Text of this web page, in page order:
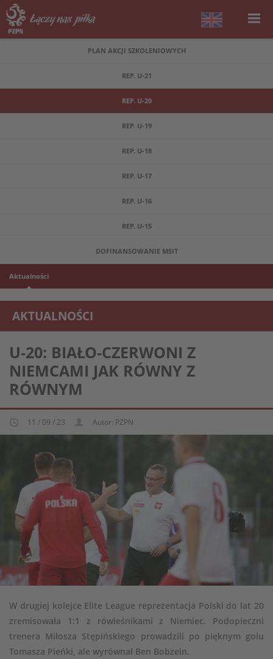
PLAN AKCJI SZKOLENIOWYCH
REP. U-21
REP. U-20
REP. U-19
REP. U-18
REP. U-17
REP. U-16
REP. U-15
DOFINANSOWANIE MSIT
Aktualności
AKTUALNOŚCI
REPREZENTACJA MŁODZIEŻOWA U-20
U-20: BIAŁO-CZERWONI Z
NIEMCAMI JAK RÓWNY Z
RÓWNYM
11 / 09 / 23 Autor: PZPN
W drugiej kolejce Elite League reprezentacja Polski do lat 20
zremisowała 1:1 z rówieśnikami z Niemiec. Podopieczni
trenera Miłosza Stępińskiego prowadzili po pięknym golu
Tomasza Pieńki, ale wyrównał Ben Bobzein.